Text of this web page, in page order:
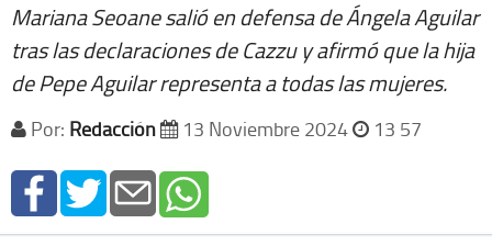
Mariana Seoane salió en defensa de Ángela Aguilar
tras las declaraciones de Cazzu y afirmó que la hija
de Pepe Aguilar representa a todas las mujeres.
Por: Redacción 13 Noviembre 2024 13 57